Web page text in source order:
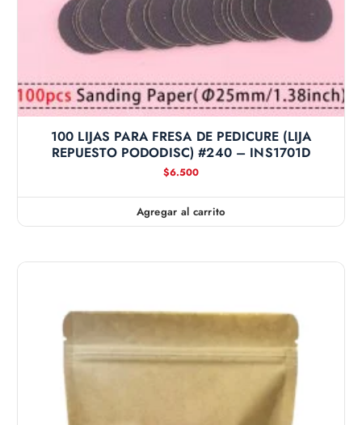
100 LIJAS PARA FRESA DE PEDICURE (LIJA
REPUESTO PODODISC) #240 – INS1701D
$6.500
Agregar al carrito